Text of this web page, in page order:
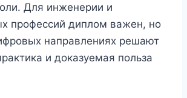
Для инженерии и
профессий диплом важен, но
направлениях решают
и доказуемая польза